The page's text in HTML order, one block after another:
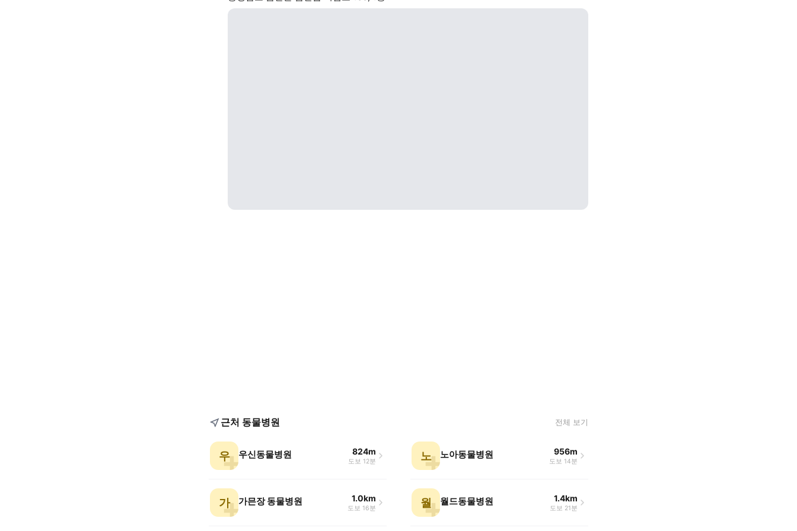
근처 동물병원 전체 보기
우 우신동물병원 824m
도보 12분 노 노아동물병원 956m
도보 14분
가 가믄장 동물병원 1.0km
도보 16분 월 월드동물병원 1.4km
도보 21분